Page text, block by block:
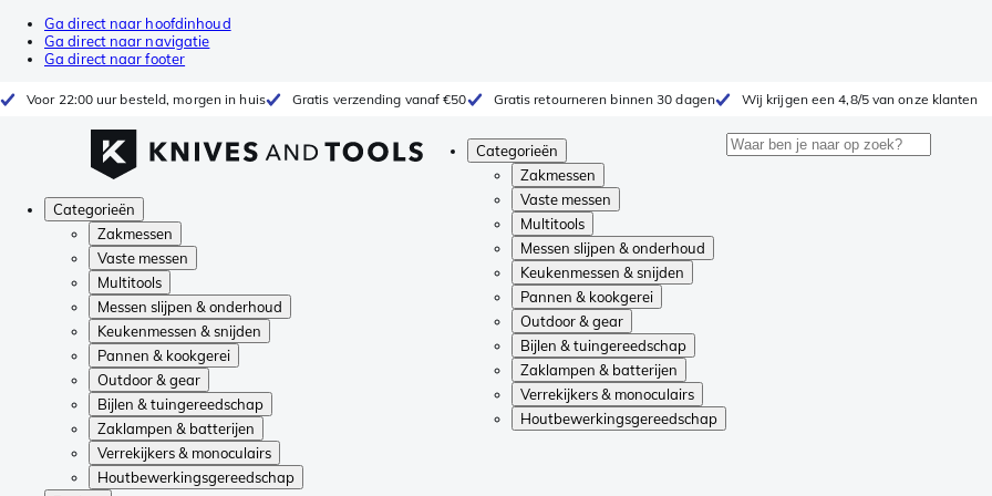
Ga direct naar hoofdinhoud
Ga direct naar navigatie
Ga direct naar footer
Voor 22:00 uur besteld, morgen in huis Gratis verzending vanaf €50 Gratis retourneren binnen 30 dagen Wij krijgen een 4,8/5 van onze klanten
Categorieën
Zakmessen
Vaste messen
Multitools
Messen slijpen & onderhoud
Keukenmessen & snijden
Pannen & kookgerei
Outdoor & gear
Bijlen & tuingereedschap
Zaklampen & batterijen
Verrekijkers & monoculairs
Houtbewerkingsgereedschap
Categorieën
Zakmessen
Vaste messen
Multitools
Messen slijpen & onderhoud
Keukenmessen & snijden
Pannen & kookgerei
Outdoor & gear
Bijlen & tuingereedschap
Zaklampen & batterijen
Verrekijkers & monoculairs
Houtbewerkingsgereedschap